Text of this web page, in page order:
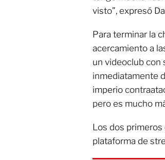
visto”, expresó
Para terminar la
acercamiento a
un videoclub con
inmediatamente
imperio
pero es mucho
Los dos
plataforma de